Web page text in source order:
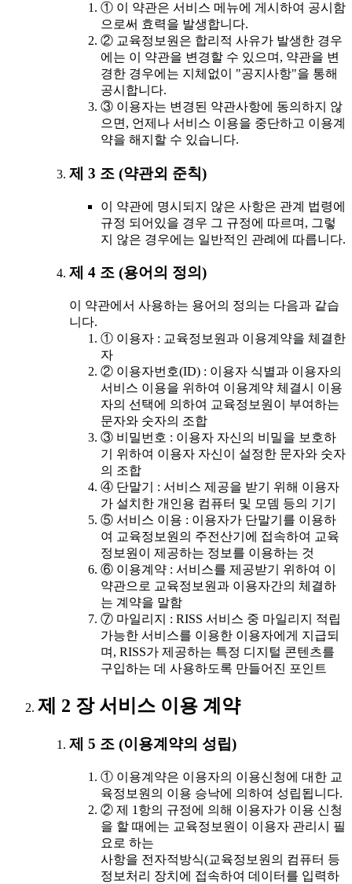
① 이 약관은 서비스 메뉴에 게시하여 공시함
으로써 효력을 발생합니다.
② 교육정보원은 합리적 사유가 발생한 경우
에는 이 약관을 변경할 수 있으며, 약관을 변
경한 경우에는 지체없이 "공지사항"을 통해
공시합니다.
③ 이용자는 변경된 약관사항에 동의하지 않
으면, 언제나 서비스 이용을 중단하고 이용계
약을 해지할 수 있습니다.
제 3 조 (약관외 준칙)
이 약관에 명시되지 않은 사항은 관계 법령에
규정 되어있을 경우 그 규정에 따르며, 그렇
지 않은 경우에는 일반적인 관례에 따릅니다.
제 4 조 (용어의 정의)
이 약관에서 사용하는 용어의 정의는 다음과 같습
니다.
① 이용자 : 교육정보원과 이용계약을 체결한
자
② 이용자번호(ID) : 이용자 식별과 이용자의
서비스 이용을 위하여 이용계약 체결시 이용
자의 선택에 의하여 교육정보원이 부여하는
문자와 숫자의 조합
③ 비밀번호 : 이용자 자신의 비밀을 보호하
기 위하여 이용자 자신이 설정한 문자와 숫자
의 조합
④ 단말기 : 서비스 제공을 받기 위해 이용자
가 설치한 개인용 컴퓨터 및 모뎀 등의 기기
⑤ 서비스 이용 : 이용자가 단말기를 이용하
여 교육정보원의 주전산기에 접속하여 교육
정보원이 제공하는 정보를 이용하는 것
⑥ 이용계약 : 서비스를 제공받기 위하여 이
약관으로 교육정보원과 이용자간의 체결하
는 계약을 말함
⑦ 마일리지 : RISS 서비스 중 마일리지 적립
가능한 서비스를 이용한 이용자에게 지급되
며, RISS가 제공하는 특정 디지털 콘텐츠를
구입하는 데 사용하도록 만들어진 포인트
제 2 장 서비스 이용 계약
제 5 조 (이용계약의 성립)
① 이용계약은 이용자의 이용신청에 대한 교
육정보원의 이용 승낙에 의하여 성립됩니다.
② 제 1항의 규정에 의해 이용자가 이용 신청
을 할 때에는 교육정보원이 이용자 관리시 필
요로 하는
사항을 전자적방식(교육정보원의 컴퓨터 등
정보처리 장치에 접속하여 데이터를 입력하